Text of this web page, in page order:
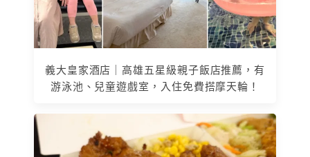
義大皇家酒店｜高雄五星級親子飯店推薦，有
游泳池、兒童遊戲室，入住免費搭摩天輪！